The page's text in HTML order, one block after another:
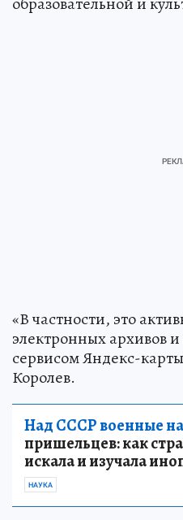
«В частности, это
электронных архивов
сервисом Яндекс-
Королев.
Над СССР военные
пришельцев: как
искала и изучала
НАУКА